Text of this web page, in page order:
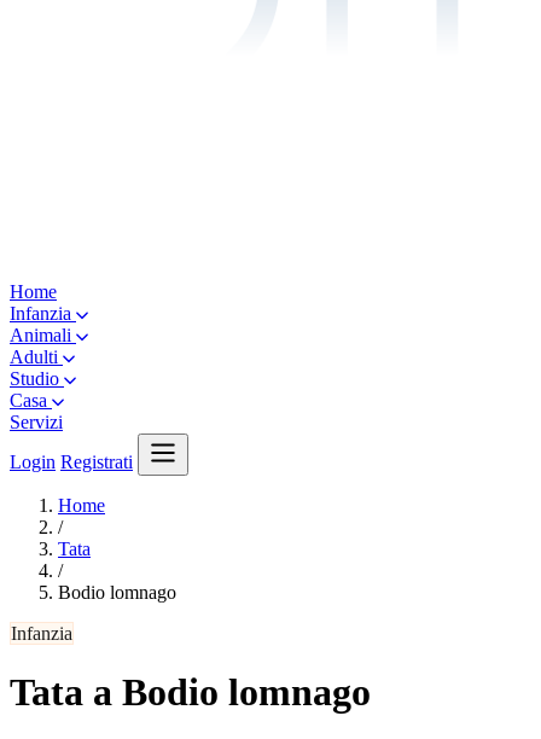
Home
Infanzia
Animali
Adulti
Studio
Casa
Servizi
Login Registrati
Home
/
Tata
/
Bodio lomnago
Infanzia
Tata a Bodio lomnago